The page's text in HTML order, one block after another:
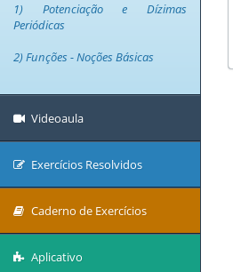
1) Potenciação e Dízimas
Periódicas
2) Funções - Noções Básicas
Videoaula
Exercícios Resolvidos
Caderno de Exercícios
Aplicativo